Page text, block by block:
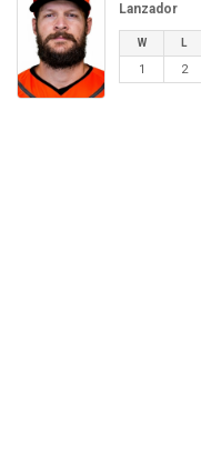
Lanzador
W L
1 2